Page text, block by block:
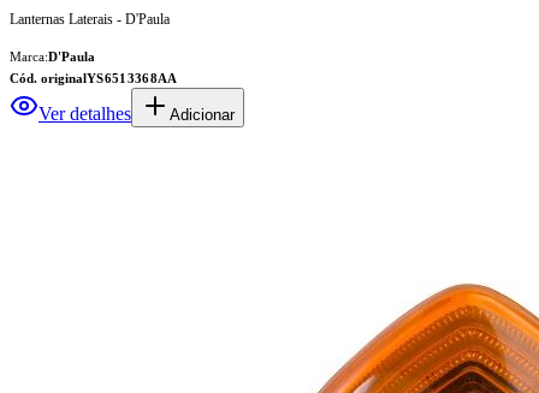
Lanternas Laterais - D'Paula
Marca:D'Paula
Cód. originalYS6513368AA
Ver detalhes Adicionar